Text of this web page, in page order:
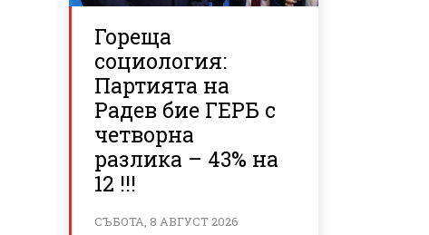
Гореща
социология:
Партията на
Радев бие ГЕРБ с
четворна
разлика – 43% на
12 !!!
СЪБОТА, 8 АВГУСТ 2026